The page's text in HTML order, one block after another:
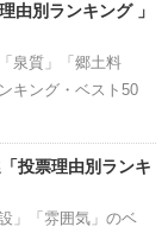
由別ランキング 」
泉質」「郷土料
キング・ベスト50
投票理由別ランキ
」「雰囲気」のベ